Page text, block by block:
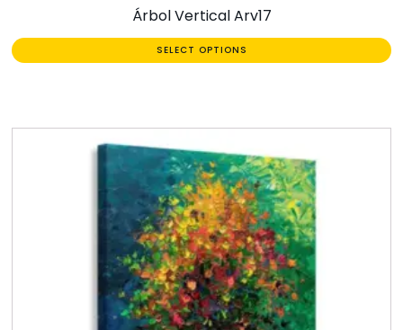
Árbol Vertical Arv17
SELECT OPTIONS